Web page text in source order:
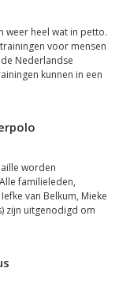
weer heel wat in petto.
voor mensen
Nederlandse
kunnen in een
worden
familieleden,
van Belkum, Mieke
zijn uitgenodigd om